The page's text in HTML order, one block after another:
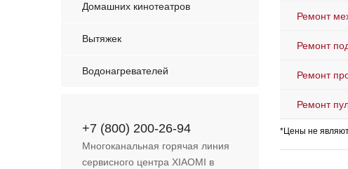
Домашних кинотеатров
Вытяжек
Водонагревателей
+7 (800) 200-26-94
Многоканальная горячая линия
сервисного центра XIAOMI в
Ремонт
Ремонт
Ремонт
Ремонт
*Цены не